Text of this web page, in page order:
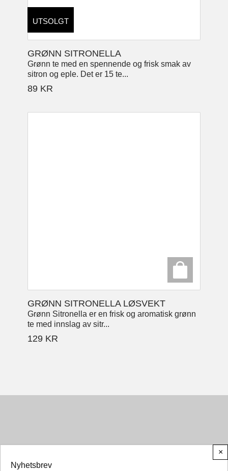
GRØNN SITRONELLA
Grønn te med en spennende og frisk smak av
sitron og eple. Det er 15 te...
89 KR
UTSOLGT
GRØNN SITRONELLA LØSVEKT
Grønn Sitronella er en frisk og aromatisk grønn
te med innslag av sitr...
129 KR
×
Nyhetsbrev